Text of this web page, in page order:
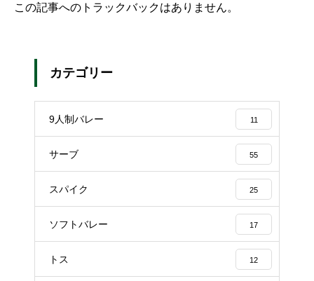
この記事へのトラックバックはありません。
カテゴリー
9人制バレー 11
サーブ 55
スパイク 25
ソフトバレー 17
トス 12